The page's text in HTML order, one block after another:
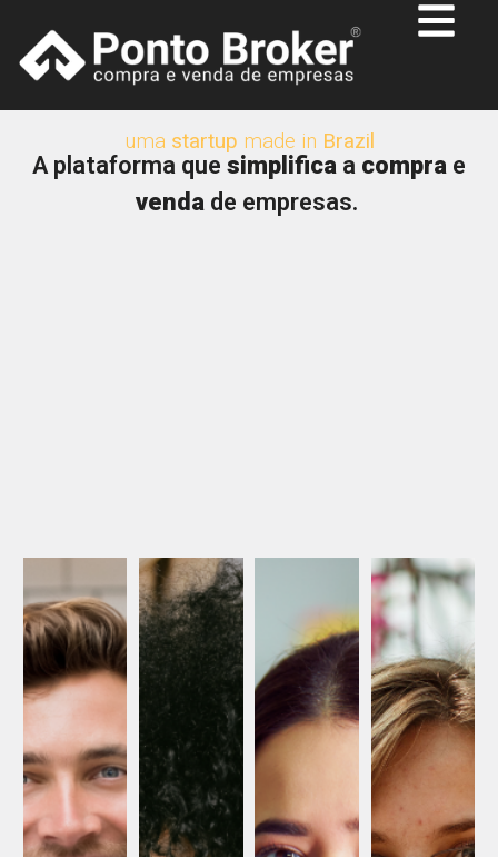
uma startup made in Brazil
A plataforma que simplifica a compra e
vendade empresas.